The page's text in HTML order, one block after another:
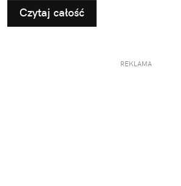
Czytaj całość
REKLAMA